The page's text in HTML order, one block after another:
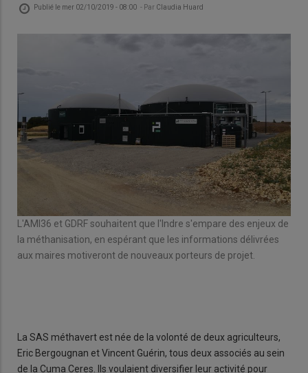
Publié le mer 02/10/2019 - 08:00 - Par Claudia Huard
L'AMI36 et GDRF souhaitent que l'Indre s'empare des enjeux de
la méthanisation, en espérant que les informations délivrées
aux maires motiveront de nouveaux porteurs de projet.
La SAS mé­tha­vert est née de la vo­lonté de deux agri­cul­teurs,
Eric Ber­gou­gnan et Vincent Gué­rin, tous deux as­so­ciés au sein
de la Cuma Ceres. Ils vou­laient di­versi­fier leur ac­ti­vité pour